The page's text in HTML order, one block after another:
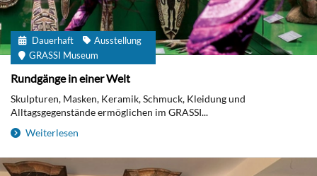
Dauerhaft
Ausstellung
GRASSI Museum
Rundgänge in einer Welt
Skulpturen, Masken, Keramik, Schmuck, Kleidung und
Alltagsgegenstände ermöglichen im GRASSI...
Weiterlesen